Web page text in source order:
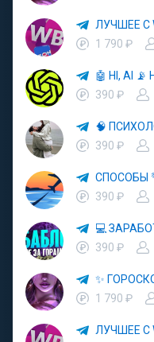
1 790 ₽
390 ₽
390 ₽
390 ₽
390 ₽
1 790 ₽